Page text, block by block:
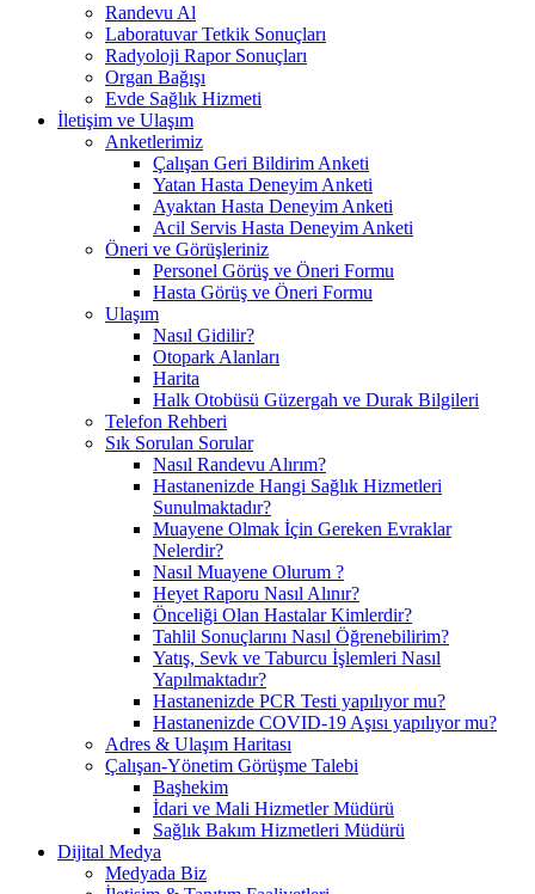
Randevu Al
Laboratuvar Tetkik Sonuçları
Radyoloji Rapor Sonuçları
Organ Bağışı
Evde Sağlık Hizmeti
İletişim ve Ulaşım
Anketlerimiz
Çalışan Geri Bildirim Anketi
Yatan Hasta Deneyim Anketi
Ayaktan Hasta Deneyim Anketi
Acil Servis Hasta Deneyim Anketi
Öneri ve Görüşleriniz
Personel Görüş ve Öneri Formu
Hasta Görüş ve Öneri Formu
Ulaşım
Nasıl Gidilir?
Otopark Alanları
Harita
Halk Otobüsü Güzergah ve Durak Bilgileri
Telefon Rehberi
Sık Sorulan Sorular
Nasıl Randevu Alırım?
Hastanenizde Hangi Sağlık Hizmetleri
Sunulmaktadır?
Muayene Olmak İçin Gereken Evraklar
Nelerdir?
Nasıl Muayene Olurum ?
Heyet Raporu Nasıl Alınır?
Önceliği Olan Hastalar Kimlerdir?
Tahlil Sonuçlarını Nasıl Öğrenebilirim?
Yatış, Sevk ve Taburcu İşlemleri Nasıl
Yapılmaktadır?
Hastanenizde PCR Testi yapılıyor mu?
Hastanenizde COVID-19 Aşısı yapılıyor mu?
Adres & Ulaşım Haritası
Çalışan-Yönetim Görüşme Talebi
Başhekim
İdari ve Mali Hizmetler Müdürü
Sağlık Bakım Hizmetleri Müdürü
Dijital Medya
Medyada Biz